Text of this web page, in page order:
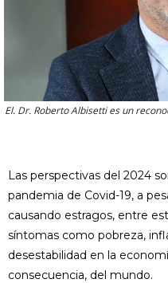
El. Dr. Roberto Albisetti es un
Las perspectivas del 2024
pandemia de Covid-19, a
causando estragos, entre
síntomas como pobreza,
desestabilidad en la
consecuencia, del mundo.